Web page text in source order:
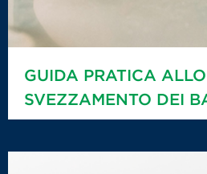
GUIDA PRATICA ALLO
SVEZZAMENTO DEI